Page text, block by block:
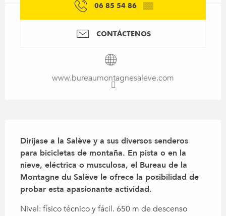
06 85 54 86 ▒▒
CONTÁCTENOS
www.bureaumontagnesaleve.com
Diríjase a la Salève y a sus diversos senderos
para bicicletas de montaña. En pista o en la
nieve, eléctrica o musculosa, el Bureau de la
Montagne du Salève le ofrece la posibilidad de
probar esta apasionante actividad.
Nivel: físico técnico y fácil. 650 m de descenso